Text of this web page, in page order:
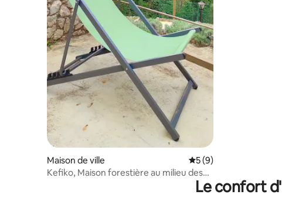
Maison de ville Évaluation moyenne
5 (9)
Kefiko, Maison forestière au milieu des
Le confort